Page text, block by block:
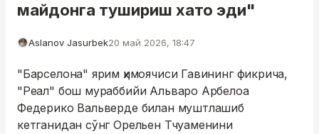
майдонга тушириш хато эди"
Aslanov Jasurbek20 май 2026, 18:47
"Барселона" ярим ҳимоячиси Гавининг фикрича,
"Реал" бош мураббийи Альваро Арбелоа
Федерико Вальверде билан муштлашиб
кетганидан сўнг Орельен Тчуаменини